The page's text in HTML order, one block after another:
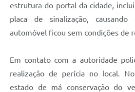
estrutura do portal da cidade,
placa de sinalização,
automóvel ficou sem condições de
Em contato com a autoridade
realização de perícia no local.
estado de má conservação do